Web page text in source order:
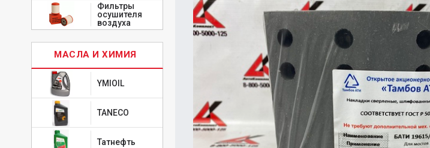
Фильтры
осушителя
воздуха
МАСЛА И ХИМИЯ
YMIOIL
TANECO
Татнефть